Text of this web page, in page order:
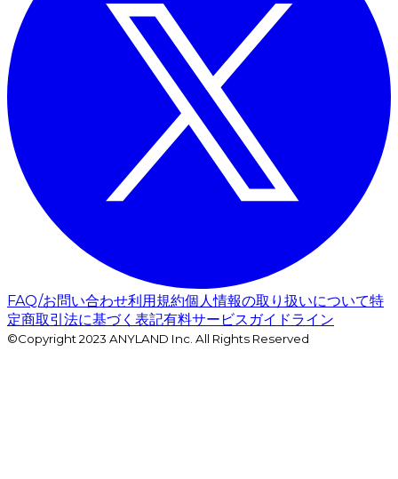
FAQ/お問い合わせ利用規約個人情報の取り扱いについて特
定商取引法に基づく表記有料サービスガイドライン
©Copyright 2023 ANYLAND Inc. All Rights Reserved